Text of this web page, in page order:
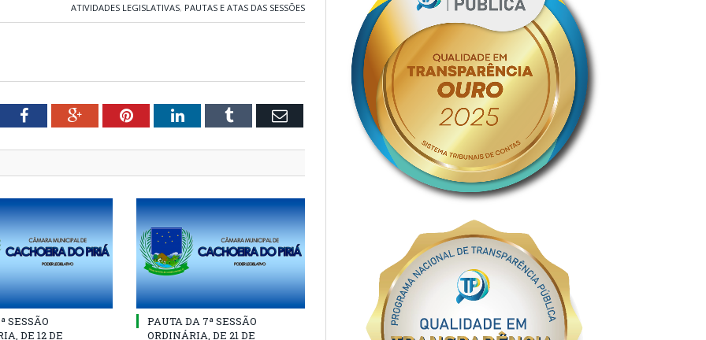
ATIVIDADES LEGISLATIVAS, PAUTAS E ATAS DAS SESSÕES
FacebookGoogle+PinterestLinkedInTumblr Email
SESSÃO
DE 12 DE
PAUTA DA 7ª SESSÃO
ORDINÁRIA, DE 21 DE